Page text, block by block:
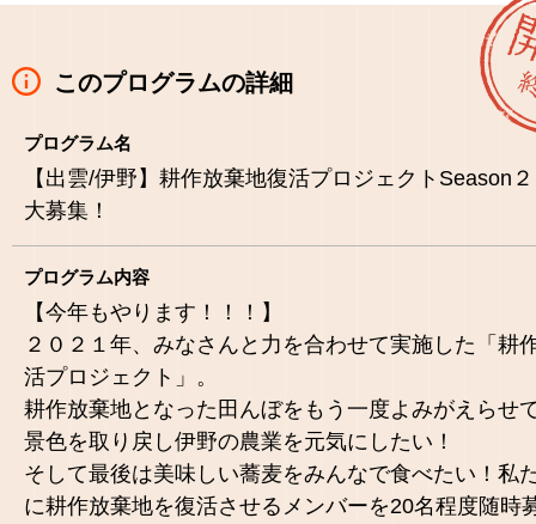
このプログラムの詳細
プログラム名
【出雲/伊野】耕作放棄地復活プロジェクトSeason
大募集！
プログラム内容
【今年もやります！！！】
２０２１年、みなさんと力を合わせて実施した「耕
活プロジェクト」。
耕作放棄地となった田んぼをもう一度よみがえらせ
景色を取り戻し伊野の農業を元気にしたい！
そして最後は美味しい蕎麦をみんなで食べたい！私
に耕作放棄地を復活させるメンバーを20名程度随時